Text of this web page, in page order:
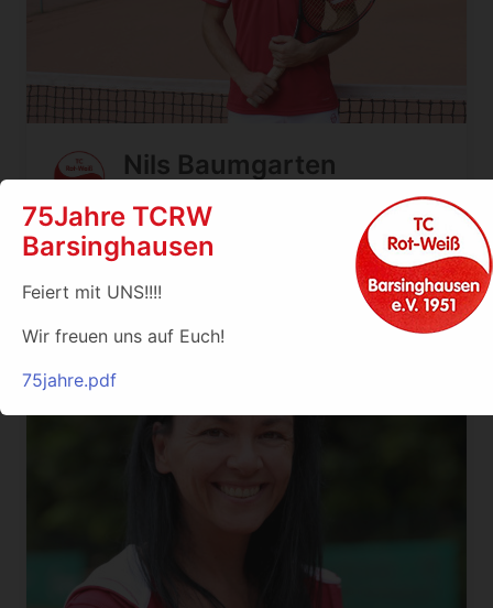
75Jahre TCRW
Barsinghausen
Feiert mit UNS!!!!
Wir freuen uns auf Euch!
75jahre.pdf
Nils Baumgarten
sportwart@tcrw-barsinghausen.de